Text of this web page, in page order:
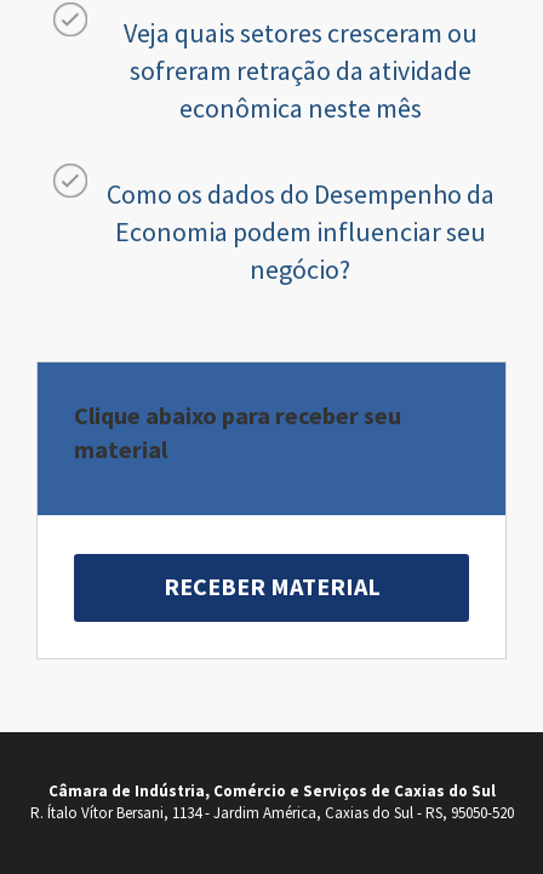
Veja quais setores cresceram ou
sofreram retração da atividade
econômica neste mês
Como os dados do Desempenho da
Economia podem influenciar seu
negócio?
Clique abaixo para receber seu
material
RECEBER MATERIAL
Câmara de Indústria, Comércio e Serviços de Caxias do Sul
R. Ítalo Vítor Bersani, 1134 - Jardim América, Caxias do Sul - RS, 95050-520